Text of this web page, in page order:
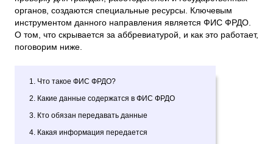
органов, создаются специальные ресурсы. Ключевым
инструментом данного направления является ФИС ФРДО.
О том, что скрывается за аббревиатурой, и как это работает,
поговорим ниже.
1. Что такое ФИС ФРДО?
2. Какие данные содержатся в ФИС ФРДО
3. Кто обязан передавать данные
4. Какая информация передается